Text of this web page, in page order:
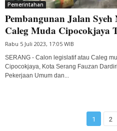
Pemerintahan
Pembangunan Jalan
Caleg Muda Cipocokjaya
Rabu 5 Juli 2023, 17:05 WIB
SERANG - Calon legislatif atau Caleg
Cipocokjaya, Kota Serang Fauzan
Pekerjaan Umum dan...
1 2